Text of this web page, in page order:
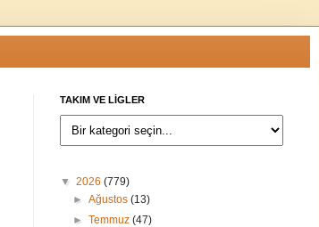
TAKIM VE LİGLER
▼ 2026 (779)
►Ağustos(13)
►Temmuz(47)